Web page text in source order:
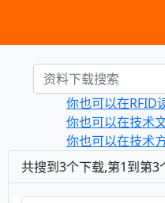
你也可以在RFID
你也可以在技术
你也可以在技术
共搜到3个下载,第1到第3